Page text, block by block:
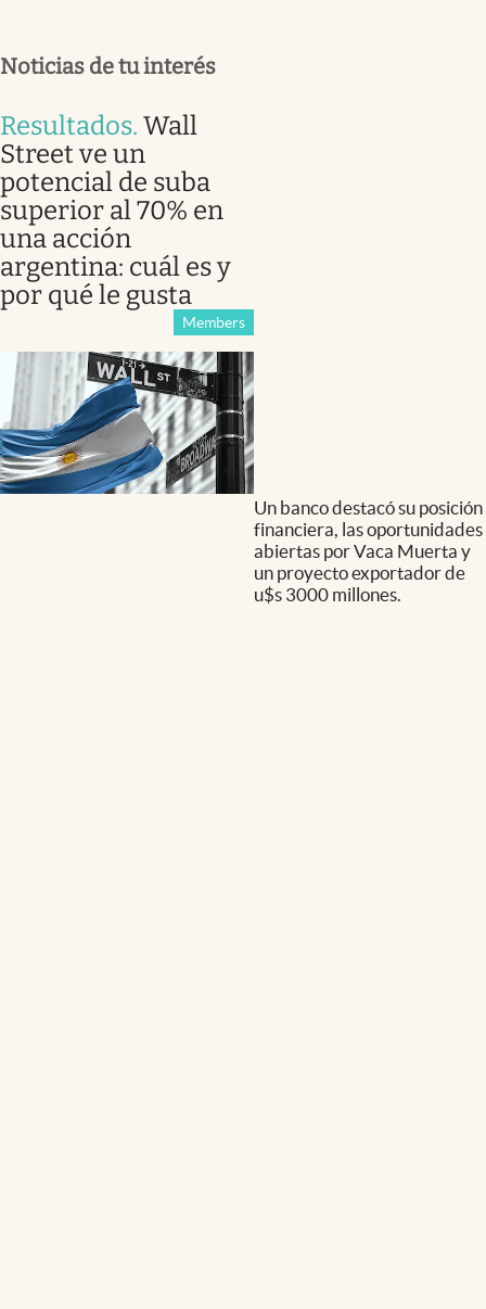
Noticias de tu interés
Resultados. Wall
Street ve un
potencial de suba
superior al 70% en
una acción
argentina: cuál es y
por qué le gusta
Members
Un banco destacó su posición
financiera, las oportunidades
abiertas por Vaca Muerta y
un proyecto exportador de
u$s 3000 millones.